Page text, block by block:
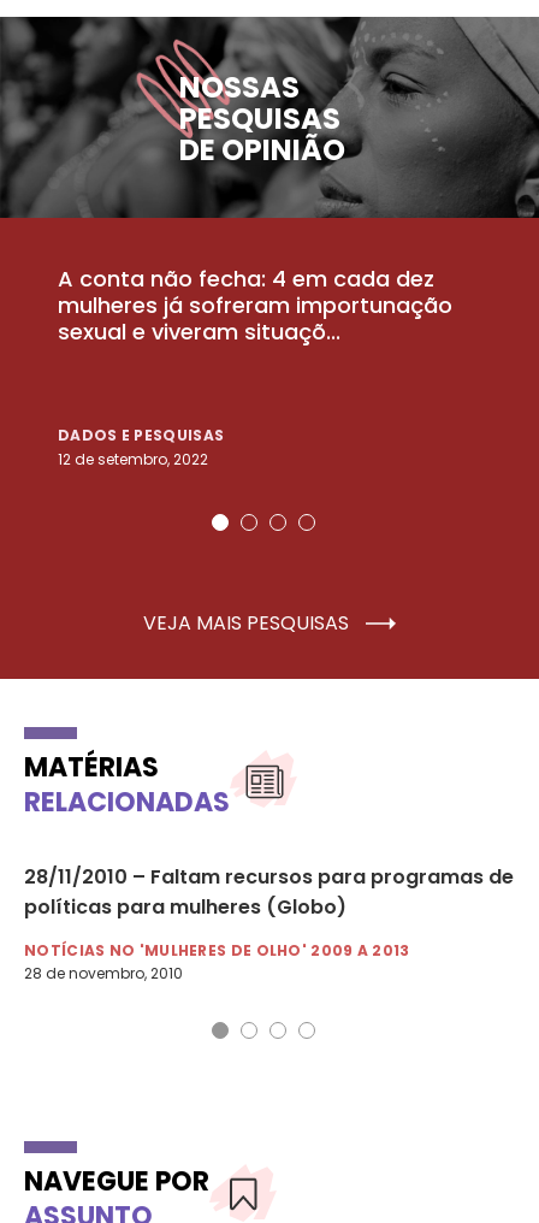
NOSSAS
PESQUISAS
DE OPINIÃO
A conta não fecha: 4 em cada dez
mulheres já sofreram importunação
sexual e viveram situaçõ...
DADOS E PESQUISAS
12 de setembro, 2022
VEJA MAIS PESQUISAS
MATÉRIAS
RELACIONADAS
28/11/2010 – Faltam recursos para programas de
políticas para mulheres (Globo)
NOTÍCIAS NO 'MULHERES DE OLHO' 2009 A 2013
28 de novembro, 2010
NAVEGUE POR